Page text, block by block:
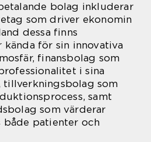
bolag inkluderar
som driver ekonomin
dessa finns
för sin innovativa
finansbolag som
i sina
tillverkningsbolag som
samt
som värderar
både patienter och